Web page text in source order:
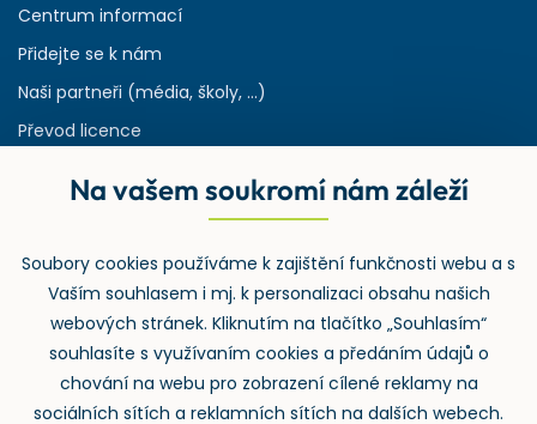
Centrum informací
Přidejte se k nám
Naši partneři (média, školy, ...)
Převod licence
Rejstřík používaných zkratek v odpadech
Zpětný odběr
Na vašem soukromí nám záleží
Soubory cookies používáme k zajištění funkčnosti webu a s
Vaším souhlasem i mj. k personalizaci obsahu našich
webových stránek. Kliknutím na tlačítko „Souhlasím“
souhlasíte s využívaním cookies a předáním údajů o
chování na webu pro zobrazení cílené reklamy na
sociálních sítích a reklamních sítích na dalších webech.